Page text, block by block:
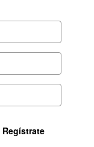
Regístrate